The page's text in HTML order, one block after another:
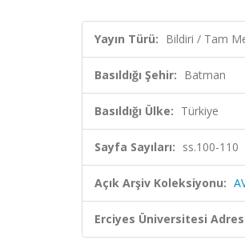
Yayın Türü: Bildiri / Tam
Basıldığı Şehir: Batman
Basıldığı Ülke: Türkiye
Sayfa Sayıları: ss.100-110
Açık Arşiv Koleksiyonu:
Erciyes Üniversitesi